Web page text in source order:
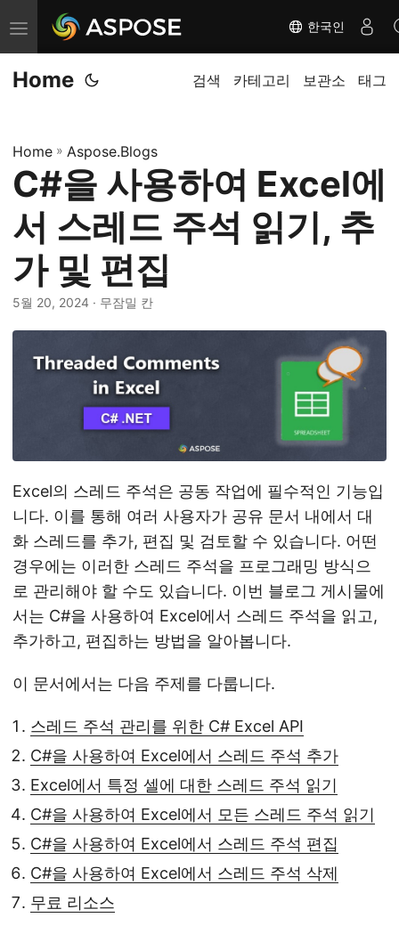
탐
색
전
한국인
Home 검색 카테고리 보관소 태그
Home » Aspose.Blogs
C#을 사용하여 Excel에
서 스레드 주석 읽기, 추
가 및 편집
5월 20, 2024 · 무잠밀 칸
Excel의 스레드 주석은 공동 작업에 필수적인 기능입
니다. 이를 통해 여러 사용자가 공유 문서 내에서 대
화 스레드를 추가, 편집 및 검토할 수 있습니다. 어떤
경우에는 이러한 스레드 주석을 프로그래밍 방식으
로 관리해야 할 수도 있습니다. 이번 블로그 게시물에
서는 C#을 사용하여 Excel에서 스레드 주석을 읽고,
추가하고, 편집하는 방법을 알아봅니다.
이 문서에서는 다음 주제를 다룹니다.
스레드 주석 관리를 위한 C# Excel API
C#을 사용하여 Excel에서 스레드 주석 추가
Excel에서 특정 셀에 대한 스레드 주석 읽기
C#을 사용하여 Excel에서 모든 스레드 주석 읽기
C#을 사용하여 Excel에서 스레드 주석 편집
C#을 사용하여 Excel에서 스레드 주석 삭제
무료 리소스